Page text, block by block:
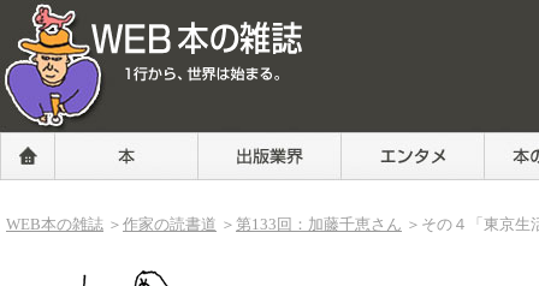
WEB本の雑誌
WEB本の雑誌 ＞ 作家の読書道 ＞ 第133回：加藤千恵さん ＞その４「東京生